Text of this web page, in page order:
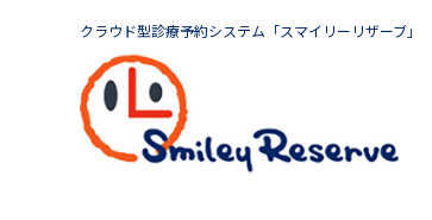
クラウド型診療予約システム「スマイリーリザーブ」